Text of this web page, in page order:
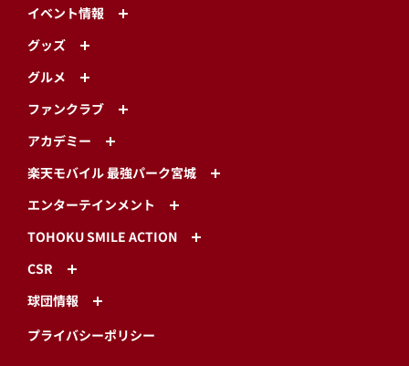
イベント情報
グッズ
グルメ
ファンクラブ
アカデミー
楽天モバイル 最強パーク宮城
エンターテインメント
TOHOKU SMILE ACTION
CSR
球団情報
プライバシーポリシー